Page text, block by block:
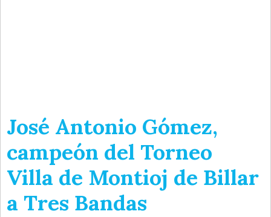
José Antonio Gómez,
campeón del Torneo
Villa de Montioj de Billar
a Tres Bandas